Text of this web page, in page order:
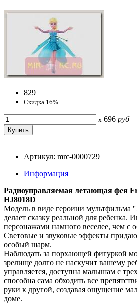
829
Скидка 16%
x 696 руб
Артикул: mrc-0000729
Информация
Радиоуправляемая летающая фея
HJ8018D
Модель в виде героини мультфильма
делает сказку реальной для ребенка.
персонажами намного веселее, чем с
Световые и звуковые эффекты
особый шарм.
Наблюдать за порхающей фигуркой
зрелище долго не наскучит вашему
управляется, доступна малышам с
способна сама обходить все
руки к другой, создавая ощущение
доме.